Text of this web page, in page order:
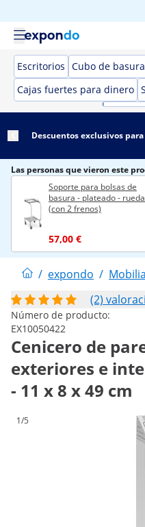
Escritorios Cubo de
Cajas fuertes para dinero
Descuentos exclusivos
Las personas que vieron este
Soporte para bolsas de
basura - plateado -
(con 2 frenos)
57,00 €
/ expondo /
(2)
Número de producto:
EX10050422
Cenicero de
exteriores e
- 11 x 8 x 49 cm
1/5